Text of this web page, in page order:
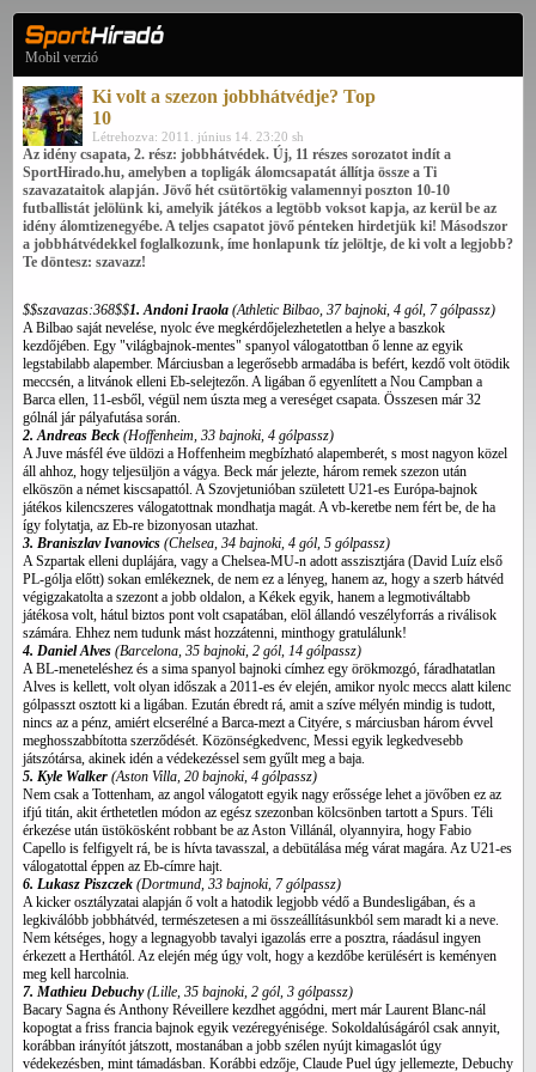
Mobil verzió
Ki volt a szezon jobbhátvédje? Top
10
Létrehozva: 2011. június 14. 23:20 sh
Az idény csapata, 2. rész: jobbhátvédek. Új, 11 részes sorozatot indít a
SportHirado.hu, amelyben a topligák álomcsapatát állítja össze a Ti
szavazataitok alapján. Jövő hét csütörtökig valamennyi poszton 10-10
futballistát jelölünk ki, amelyik játékos a legtöbb voksot kapja, az kerül be az
idény álomtizenegyébe. A teljes csapatot jövő pénteken hirdetjük ki! Másodszor
a jobbhátvédekkel foglalkozunk, íme honlapunk tíz jelöltje, de ki volt a legjobb?
Te döntesz: szavazz!
$$szavazas:368$$1. Andoni Iraola (Athletic Bilbao, 37 bajnoki, 4 gól, 7 gólpassz)
A Bilbao saját nevelése, nyolc éve megkérdőjelezhetetlen a helye a baszkok
kezdőjében. Egy "világbajnok-mentes" spanyol válogatottban ő lenne az egyik
legstabilabb alapember. Márciusban a legerősebb armadába is befért, kezdő volt ötödik
meccsén, a litvánok elleni Eb-selejtezőn. A ligában ő egyenlített a Nou Campban a
Barca ellen, 11-esből, végül nem úszta meg a vereséget csapata. Összesen már 32
gólnál jár pályafutása során.
2. Andreas Beck (Hoffenheim, 33 bajnoki, 4 gólpassz)
A Juve másfél éve üldözi a Hoffenheim megbízható alapemberét, s most nagyon közel
áll ahhoz, hogy teljesüljön a vágya. Beck már jelezte, három remek szezon után
elköszön a német kiscsapattól. A Szovjetunióban született U21-es Európa-bajnok
játékos kilencszeres válogatottnak mondhatja magát. A vb-keretbe nem fért be, de ha
így folytatja, az Eb-re bizonyosan utazhat.
3. Braniszlav Ivanovics (Chelsea, 34 bajnoki, 4 gól, 5 gólpassz)
A Szpartak elleni duplájára, vagy a Chelsea-MU-n adott asszisztjára (David Luíz első
PL-gólja előtt) sokan emlékeznek, de nem ez a lényeg, hanem az, hogy a szerb hátvéd
végigzakatolta a szezont a jobb oldalon, a Kékek egyik, hanem a legmotiváltabb
játékosa volt, hátul biztos pont volt csapatában, elöl állandó veszélyforrás a riválisok
számára. Ehhez nem tudunk mást hozzátenni, minthogy gratulálunk!
4. Daniel Alves (Barcelona, 35 bajnoki, 2 gól, 14 gólpassz)
A BL-meneteléshez és a sima spanyol bajnoki címhez egy örökmozgó, fáradhatatlan
Alves is kellett, volt olyan időszak a 2011-es év elején, amikor nyolc meccs alatt kilenc
gólpasszt osztott ki a ligában. Ezután ébredt rá, amit a szíve mélyén mindig is tudott,
nincs az a pénz, amiért elcserélné a Barca-mezt a Cityére, s márciusban három évvel
meghosszabbította szerződését. Közönségkedvenc, Messi egyik legkedvesebb
játszótársa, akinek idén a védekezéssel sem gyűlt meg a baja.
5. Kyle Walker (Aston Villa, 20 bajnoki, 4 gólpassz)
Nem csak a Tottenham, az angol válogatott egyik nagy erőssége lehet a jövőben ez az
ifjú titán, akit érthetetlen módon az egész szezonban kölcsönben tartott a Spurs. Téli
érkezése után üstökösként robbant be az Aston Villánál, olyannyira, hogy Fabio
Capello is felfigyelt rá, be is hívta tavasszal, a debütálása még várat magára. Az U21-es
válogatottal éppen az Eb-címre hajt.
6. Lukasz Piszczek (Dortmund, 33 bajnoki, 7 gólpassz)
A kicker osztályzatai alapján ő volt a hatodik legjobb védő a Bundesligában, és a
legkiválóbb jobbhátvéd, természetesen a mi összeállításunkból sem maradt ki a neve.
Nem kétséges, hogy a legnagyobb tavalyi igazolás erre a posztra, ráadásul ingyen
érkezett a Herthától. Az elején még úgy volt, hogy a kezdőbe kerülésért is keményen
meg kell harcolnia.
7. Mathieu Debuchy(Lille, 35 bajnoki, 2 gól, 3 gólpassz)
Bacary Sagna és Anthony Réveillere kezdhet aggódni, mert már Laurent Blanc-nál
kopogtat a friss francia bajnok egyik vezéregyénisége. Sokoldalúságáról csak annyit,
korábban irányítót játszott, mostanában a jobb szélen nyújt kimagaslót úgy
védekezésben, mint támadásban. Korábbi edzője, Claude Puel úgy jellemezte, Debuchy